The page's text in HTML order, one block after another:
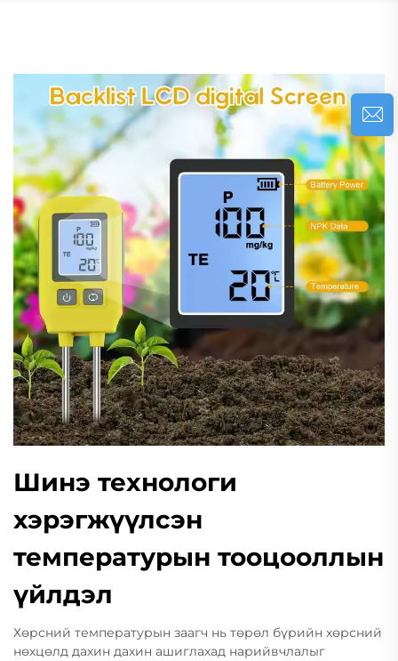
Шинэ технологи
хэрэгжүүлсэн
температурын тооцооллын
үйлдэл
Хөрсний температурын заагч нь төрөл бүрийн хөрсний
нөхцөлд дахин дахин ашиглахад нарийвчлалыг